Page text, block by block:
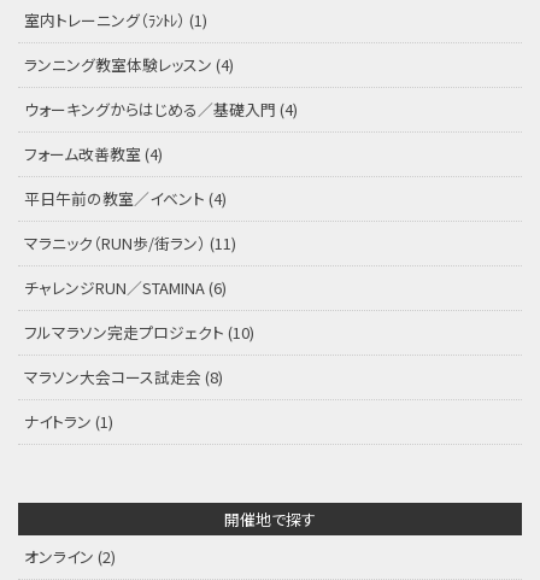
室内トレーニング（ﾗﾝﾄﾚ） (1)
ランニング教室体験レッスン (4)
ウォーキングからはじめる／基礎入門 (4)
フォーム改善教室 (4)
平日午前の教室／イベント (4)
マラニック（RUN歩/街ラン） (11)
チャレンジRUN／STAMINA(6)
フルマラソン完走プロジェクト (10)
マラソン大会コース試走会 (8)
ナイトラン (1)
開催地で探す
オンライン (2)